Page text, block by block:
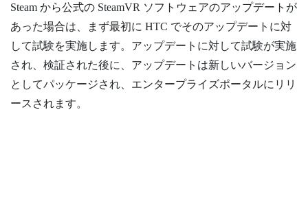
Steam から公式の SteamVR ソフトウェアのアップデートが
あった場合は、まず最初に HTC でそのアップデートに対
して試験を実施します。アップデートに対して試験が実施
され、検証された後に、アップデートは新しいバージョン
としてパッケージされ、エンタープライズポータルにリリ
ースされます。